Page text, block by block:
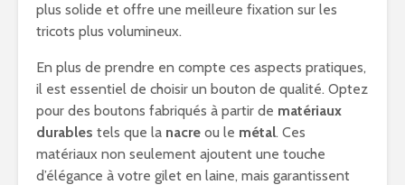
plus solide et offre une meilleure fixation sur les
tricots plus volumineux.
En plus de prendre en compte ces aspects pratiques,
il est essentiel de choisir un bouton de qualité. Optez
pour des boutons fabriqués à partir de matériaux
durables tels que la nacre ou le métal. Ces
matériaux non seulement ajoutent une touche
d’élégance à votre gilet en laine, mais garantissent